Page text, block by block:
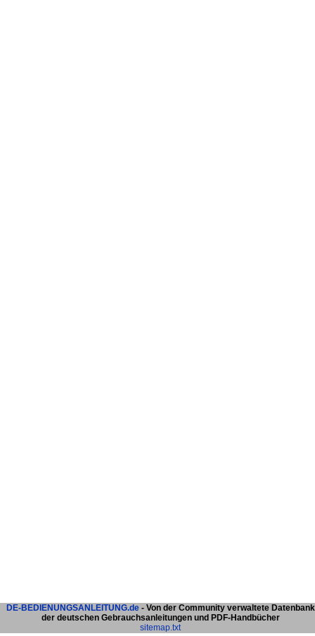
DE-BEDIENUNGSANLEITUNG.de- Von der Community verwaltete Datenbank
der deutschen Gebrauchsanleitungen und PDF-Handbücher
sitemap.txt